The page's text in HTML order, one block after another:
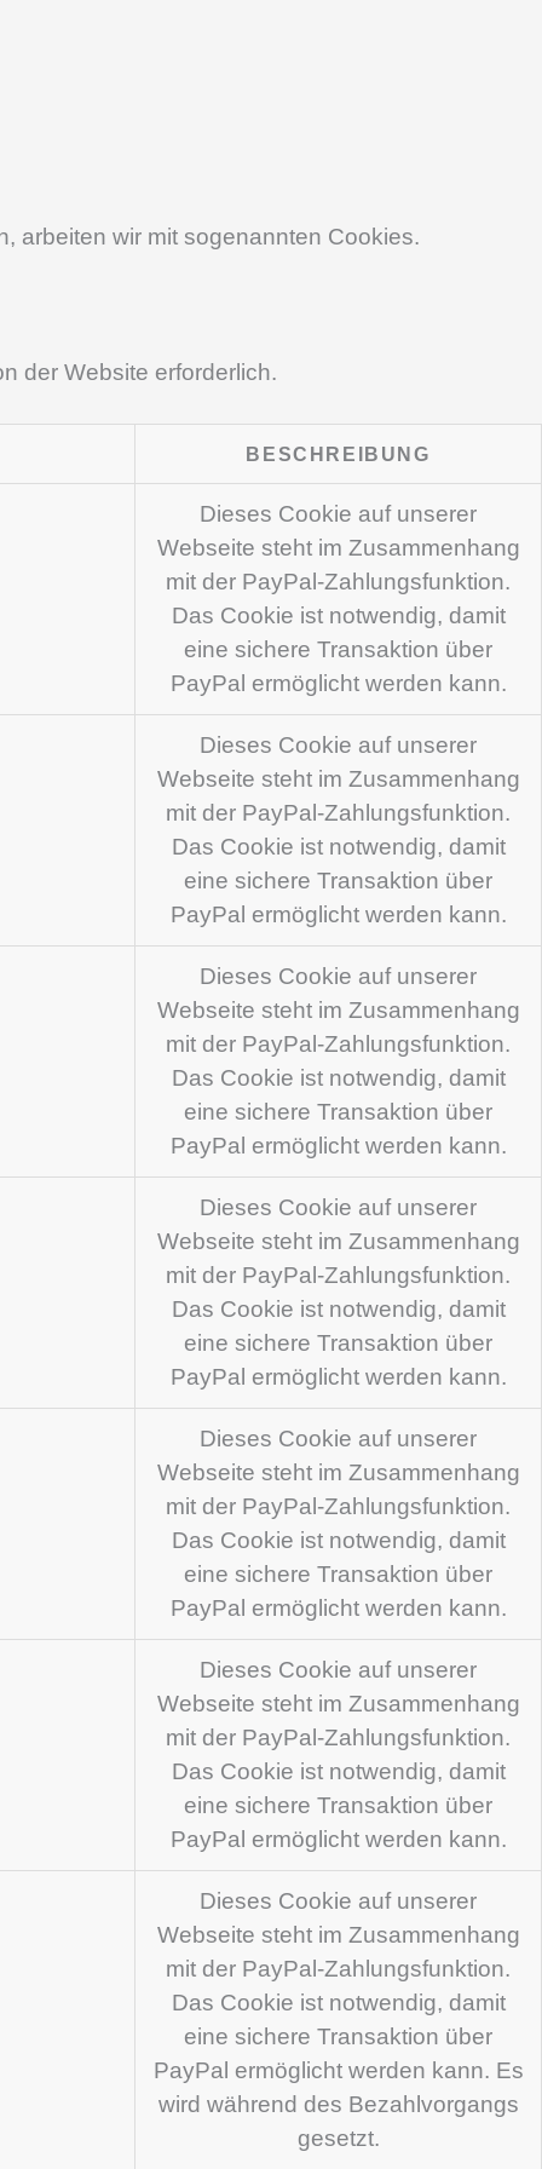
arbeiten wir mit sogenannten Cookies.
der Website erforderlich.
BESCHREIBUNG
Dieses Cookie auf unserer
Webseite steht im Zusammenhang
mit der PayPal-Zahlungsfunktion.
Das Cookie ist notwendig, damit
eine sichere Transaktion über
PayPal ermöglicht werden kann.
Dieses Cookie auf unserer
Webseite steht im Zusammenhang
mit der PayPal-Zahlungsfunktion.
Das Cookie ist notwendig, damit
eine sichere Transaktion über
PayPal ermöglicht werden kann.
Dieses Cookie auf unserer
Webseite steht im Zusammenhang
mit der PayPal-Zahlungsfunktion.
Das Cookie ist notwendig, damit
eine sichere Transaktion über
PayPal ermöglicht werden kann.
Dieses Cookie auf unserer
Webseite steht im Zusammenhang
mit der PayPal-Zahlungsfunktion.
Das Cookie ist notwendig, damit
eine sichere Transaktion über
PayPal ermöglicht werden kann.
Dieses Cookie auf unserer
Webseite steht im Zusammenhang
mit der PayPal-Zahlungsfunktion.
Das Cookie ist notwendig, damit
eine sichere Transaktion über
PayPal ermöglicht werden kann.
Dieses Cookie auf unserer
Webseite steht im Zusammenhang
mit der PayPal-Zahlungsfunktion.
Das Cookie ist notwendig, damit
eine sichere Transaktion über
PayPal ermöglicht werden kann.
Dieses Cookie auf unserer
Webseite steht im Zusammenhang
mit der PayPal-Zahlungsfunktion.
Das Cookie ist notwendig, damit
eine sichere Transaktion über
PayPal ermöglicht werden kann. Es
wird während des Bezahlvorgangs
gesetzt.